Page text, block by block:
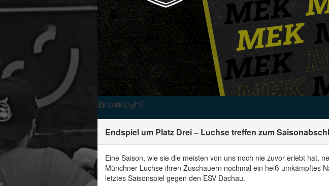
Facebook
Instagram
YouTube
WhatsApp
TikTok
E-Mail
Endspiel um Platz Drei – Luchse treffen zum
Eine Saison, wie sie die meisten von uns noch nie zuvor erlebt hat,
Münchner Luchse ihren Zuschauern nochmal ein heiß umkämpftes
letztes Saisonspiel gegen den ESV Dachau.